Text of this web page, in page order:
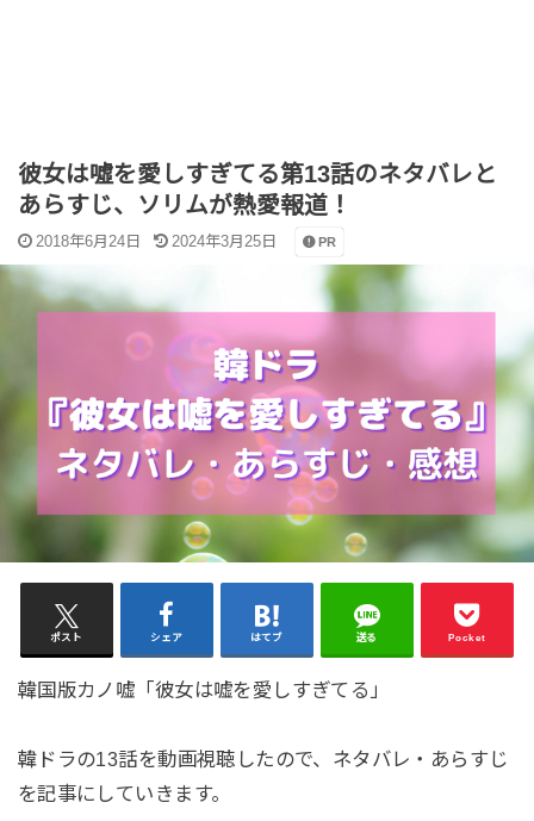
彼女は噓を愛しすぎてる第13話のネタバレと
あらすじ、ソリムが熱愛報道！
2018年6月24日 2024年3月25日 PR
ポスト シェア はてブ 送る Pocket
韓国版カノ嘘「彼女は嘘を愛しすぎてる」
韓ドラの13話を動画視聴したので、ネタバレ・あらすじ
を記事にしていきます。